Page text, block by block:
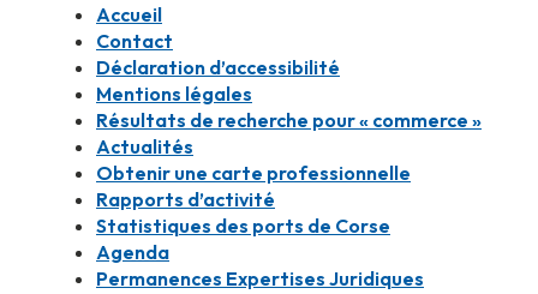
Accueil
Contact
Déclaration d’accessibilité
Mentions légales
Résultats de recherche pour « commerce »
Actualités
Obtenir une carte professionnelle
Rapports d’activité
Statistiques des ports de Corse
Agenda
Permanences Expertises Juridiques